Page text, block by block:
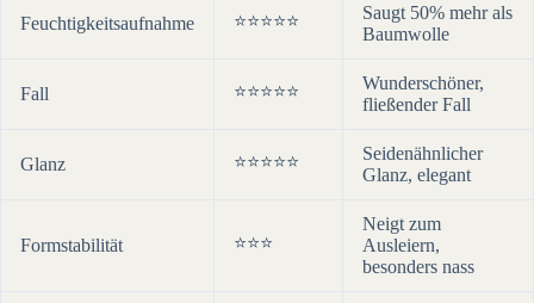
Feuchtigkeitsaufnahme ⭐⭐⭐⭐⭐
Saugt 50% mehr als
Baumwolle
Fall ⭐⭐⭐⭐⭐
Wunderschöner,
fließender Fall
Glanz ⭐⭐⭐⭐⭐
Seidenähnlicher
Glanz, elegant
Formstabilität ⭐⭐⭐
Neigt zum
Ausleiern,
besonders nass